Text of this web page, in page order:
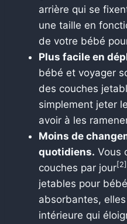
arrière qui se
une taille en
de votre bébé
Plus facile en
bébé et voyager
des couches
simplement jeter
avoir à les
Moins de
quotidiens. Vous
couches par jour[2]
jetables pour
absorbantes,
intérieure qui